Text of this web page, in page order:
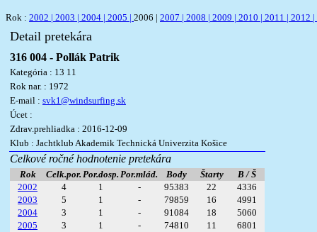
Rok : 2002 | 2003 | 2004 | 2005 | 2006 | 2007 | 2008 | 2009 | 2010 | 2011 | 2012 |
Detail pretekára
316 004 - Pollák Patrik
Kategória : 13 11
Rok nar. : 1972
E-mail : svk1@windsurfing.sk
Úcet :
Zdrav.prehliadka : 2016-12-09
Klub : Jachtklub Akademik Technická Univerzita Košice
Celkové ročné hodnotenie pretekára
Rok Celk.por. Por.dosp. Por.mlád. Body Štarty
B / Š
2002
4 1 - 95383 22
4336
2003
5 1 - 79859 16
4991
2004
3 1 - 91084 18
5060
2005
3 1 - 74810 11
6801